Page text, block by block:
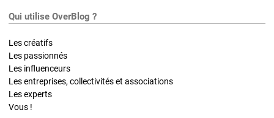
Qui utilise OverBlog ?
Les créatifs
Les passionnés
Les influenceurs
Les entreprises, collectivités et associations
Les experts
Vous !